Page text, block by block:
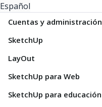
Español
Cuentas y administración
SketchUp
LayOut
SketchUp para Web
SketchUp para educación